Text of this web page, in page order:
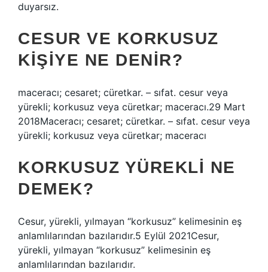
duyarsız.
CESUR VE KORKUSUZ
KIŞIYE NE DENIR?
maceracı; cesaret; cüretkar. – sıfat. cesur veya
yürekli; korkusuz veya cüretkar; maceracı.29 Mart
2018Maceracı; cesaret; cüretkar. – sıfat. cesur veya
yürekli; korkusuz veya cüretkar; maceracı
KORKUSUZ YÜREKLI NE
DEMEK?
Cesur, yürekli, yılmayan “korkusuz” kelimesinin eş
anlamlılarından bazılarıdır.5 Eylül 2021Cesur,
yürekli, yılmayan “korkusuz” kelimesinin eş
anlamlılarından bazılarıdır.